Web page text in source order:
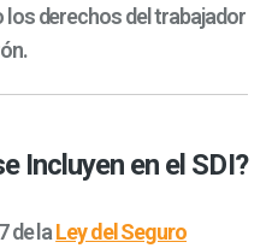
derechos del trabajador
Incluyen en el SDI?
de laLey del Seguro